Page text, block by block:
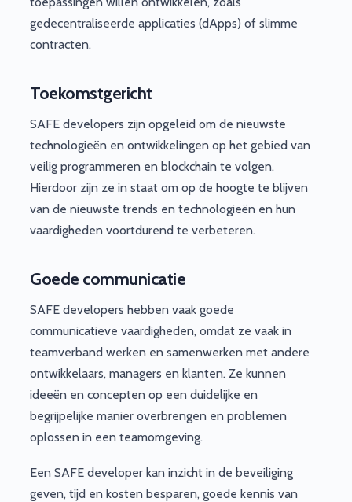
gedecentraliseerde applicaties (dApps) of slimme
contracten.
Toekomstgericht
SAFE developers zijn opgeleid om de nieuwste
technologieën en ontwikkelingen op het gebied van
veilig programmeren en blockchain te volgen.
Hierdoor zijn ze in staat om op de hoogte te blijven
van de nieuwste trends en technologieën en hun
vaardigheden voortdurend te verbeteren.
Goede communicatie
SAFE developers hebben vaak goede
communicatieve vaardigheden, omdat ze vaak in
teamverband werken en samenwerken met andere
ontwikkelaars, managers en klanten. Ze kunnen
ideeën en concepten op een duidelijke en
begrijpelijke manier overbrengen en problemen
oplossen in een teamomgeving.
Een SAFE developer kan inzicht in de beveiliging
geven, tijd en kosten besparen, goede kennis van